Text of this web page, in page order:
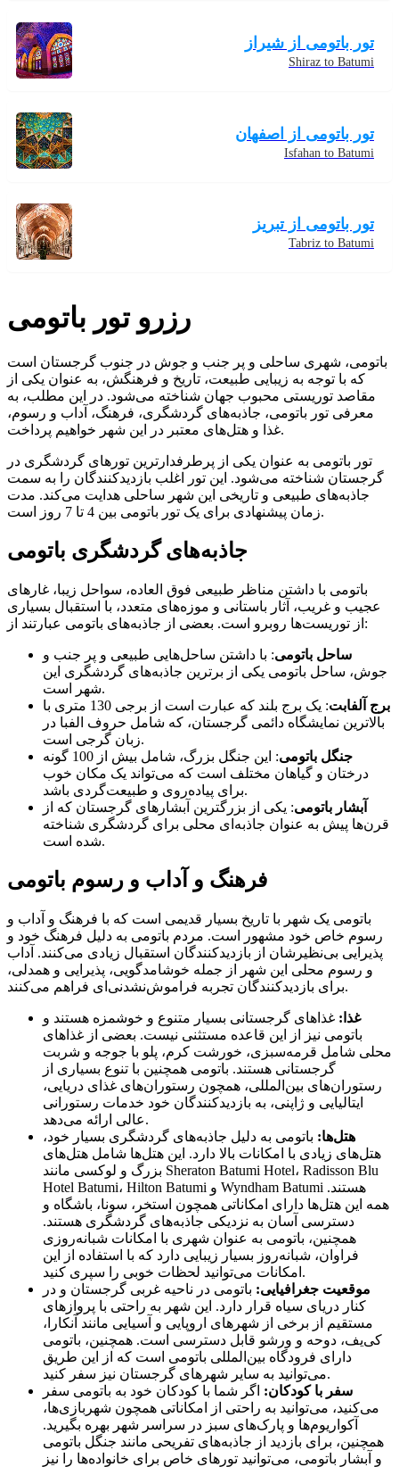
تور باتومی از شیراز
Shiraz to Batumi
تور باتومی از اصفهان
Isfahan to Batumi
تور باتومی از تبریز
Tabriz to Batumi
رزرو تور باتومی
باتومی، شهری ساحلی و پر جنب و جوش در جنوب گرجستان است
که با توجه به زیبایی طبیعت، تاریخ و فرهنگش، به عنوان یکی از
مقاصد توریستی محبوب جهان شناخته می‌شود. در این مطلب، به
معرفی تور باتومی، جاذبه‌های گردشگری، فرهنگ، آداب و رسوم،
غذا و هتل‌های معتبر در این شهر خواهیم پرداخت.
تور باتومی به عنوان یکی از پرطرفدارترین تورهای گردشگری در
گرجستان شناخته می‌شود. این تور اغلب بازدیدکنندگان را به سمت
جاذبه‌های طبیعی و تاریخی این شهر ساحلی هدایت می‌کند. مدت
زمان پیشنهادی برای یک تور باتومی بین 4 تا 7 روز است.
جاذبه‌های گردشگری باتومی
باتومی با داشتن مناظر طبیعی فوق العاده، سواحل زیبا، غارهای
عجیب و غریب، آثار باستانی و موزه‌های متعدد، با استقبال بسیاری
از توریست‌ها روبرو است. بعضی از جاذبه‌های باتومی عبارتند از:
ساحل باتومی: با داشتن ساحل‌هایی طبیعی و پر جنب و
جوش، ساحل باتومی یکی از برترین جاذبه‌های گردشگری این
شهر است.
برج آلفابت
: یک برج بلند که عبارت است از برجی 130 متری با
بالاترین نمایشگاه دائمی گرجستان، که شامل حروف الفبا در
زبان گرجی است.
جنگل باتومی
: این جنگل بزرگ، شامل بیش از 100 گونه
درختان و گیاهان مختلف است که می‌تواند یک مکان خوب
برای پیاده‌روی و طبیعت‌گردی باشد.
آبشار باتومی: یکی از بزرگترین آبشارهای گرجستان که از
قرن‌ها پیش به عنوان جاذبه‌ای محلی برای گردشگری شناخته
شده است.
فرهنگ و آداب و رسوم باتومی
باتومی یک شهر با تاریخ بسیار قدیمی است که با فرهنگ و آداب و
رسوم خاص خود مشهور است. مردم باتومی به دلیل فرهنگ خود و
پذیرایی بی‌نظیرشان از بازدیدکنندگان استقبال زیادی می‌کنند. آداب
و رسوم محلی این شهر از جمله خوشامدگویی، پذیرایی و همدلی،
برای بازدیدکنندگان تجربه فراموش‌نشدنی‌ای فراهم می‌کنند.
غذا: غذاهای گرجستانی بسیار متنوع و خوشمزه هستند و
باتومی نیز از این قاعده مستثنی نیست. بعضی از غذاهای
محلی شامل قرمه‌سبزی، خورشت کرم، پلو با جوجه و شربت
گرجستانی هستند. باتومی همچنین با تنوع بسیاری از
رستوران‌های بین‌المللی، همچون رستوران‌های غذای دریایی،
ایتالیایی و ژاپنی، به بازدیدکنندگان خود خدمات رستورانی
عالی ارائه می‌دهد.
هتل‌ها: باتومی به دلیل جاذبه‌های گردشگری بسیار خود،
هتل‌های زیادی با امکانات بالا دارد. این هتل‌ها شامل هتل‌های
بزرگ و لوکسی مانند Sheraton Batumi Hotel، Radisson Blu
Hotel Batumi، Hilton Batumi و Wyndham Batumi هستند.
همه این هتل‌ها دارای امکاناتی همچون استخر، سونا، باشگاه و
دسترسی آسان به نزدیکی جاذبه‌های گردشگری هستند.
همچنین، باتومی به عنوان شهری با امکانات شبانه‌روزی
فراوان، شبانه‌روز بسیار زیبایی دارد که با استفاده از این
امکانات می‌توانید لحظات خوبی را سپری کنید.
موقعیت جغرافیایی: باتومی در ناحیه غربی گرجستان و در
کنار دریای سیاه قرار دارد. این شهر به راحتی با پروازهای
مستقیم از برخی از شهرهای اروپایی و آسیایی مانند آنکارا،
کی‌یف، دوحه و ورشو قابل دسترسی است. همچنین، باتومی
دارای فرودگاه بین‌المللی باتومی است که از این طریق
می‌توانید به سایر شهرهای گرجستان نیز سفر کنید.
سفر با کودکان: اگر شما با کودکان خود به باتومی سفر
می‌کنید، می‌توانید به راحتی از امکاناتی همچون شهربازی‌ها،
آکواریوم‌ها و پارک‌های سبز در سراسر شهر بهره بگیرید.
همچنین، برای بازدید از جاذبه‌های تفریحی مانند جنگل باتومی
و آبشار باتومی، می‌توانید تورهای خاص برای خانواده‌ها را نیز